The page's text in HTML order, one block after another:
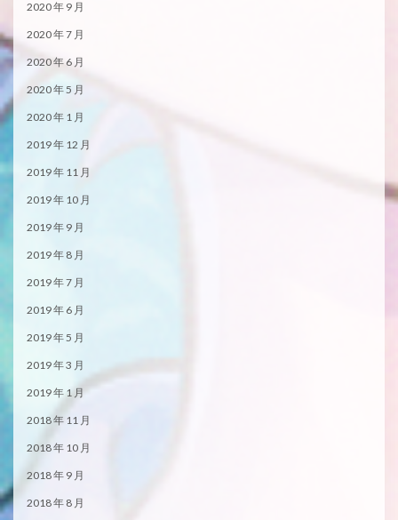
2020 年 9 月
2020 年 7 月
2020 年 6 月
2020 年 5 月
2020 年 1 月
2019 年 12 月
2019 年 11 月
2019 年 10 月
2019 年 9 月
2019 年 8 月
2019 年 7 月
2019 年 6 月
2019 年 5 月
2019 年 3 月
2019 年 1 月
2018 年 11 月
2018 年 10 月
2018 年 9 月
2018 年 8 月